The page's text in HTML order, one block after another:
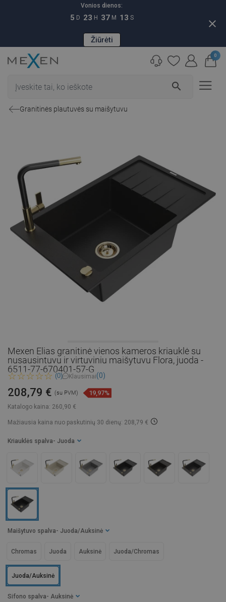
Vonios dienos:
5 D 23 H 37 M 12 S
Žiūrėti
close
search
0
Granitinės plautuvės su maišytuvu
Mexen Elias granitinė vienos kameros kriauklė su
nusausintuvu ir virtuviniu maišytuvu Flora, juoda -
6511-77-670401-57-G
(0) Klausimai(0)
Katalogo kaina: 260,90 €
208,79 € (su PVM) 19,97%
Mažiausia kaina nuo paskutinių 30 dienų: 208,79 €
Sifono spalva - Auksinė
Kriauklės spalva - Juoda
Maišytuvo spalva - Juoda/Auksinė
Juoda
Chromas Auksinė Juoda/Chromas
Juoda/Auksinė